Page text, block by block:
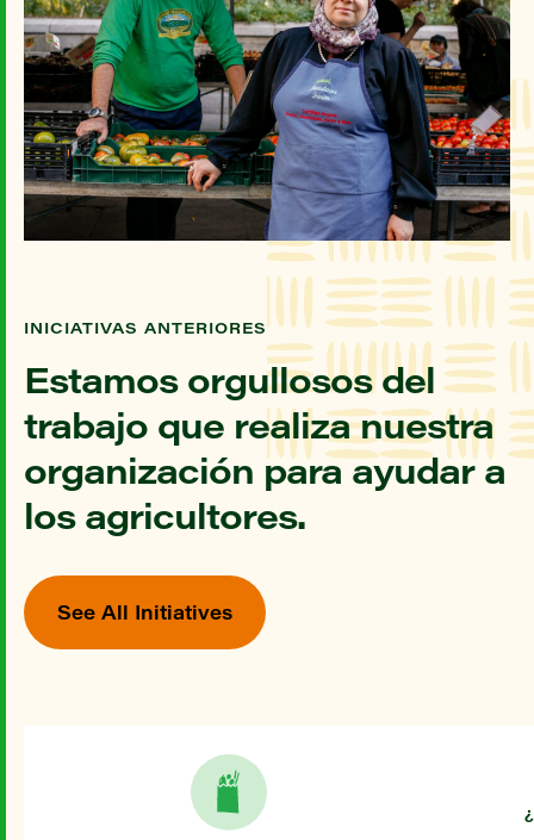
INICIATIVAS ANTERIORES
Estamos orgullosos del
trabajo que realiza nuestra
organización para ayudar a
los agricultores.
See All Initiatives